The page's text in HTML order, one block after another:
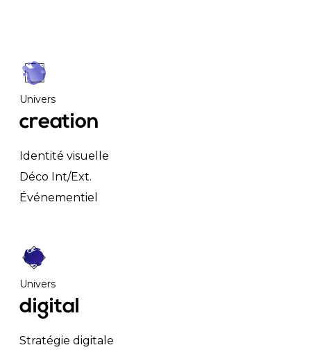
Univers
creation
Identité visuelle
Déco Int/Ext.
Événementiel
Univers
digital
Stratégie digitale